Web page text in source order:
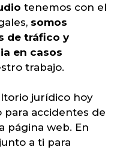
tenemos con el
somos
de tráfico y
en casos
trabajo.
jurídico hoy
para accidentes de
página web. En
a ti para